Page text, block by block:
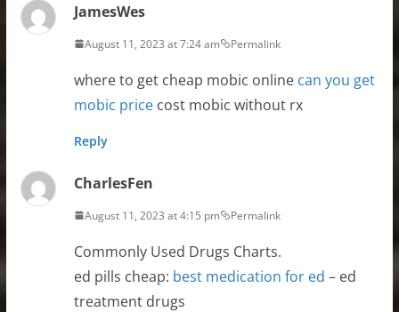
JamesWes
August 11, 2023 at 7:24 am Permalink
where to get cheap mobic online can you get
mobic pricecost mobic without rx
Reply
CharlesFen
August 11, 2023 at 4:15 pm Permalink
Commonly Used Drugs Charts.
ed pills cheap: best medication for ed – ed
treatment drugs